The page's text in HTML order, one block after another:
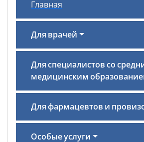
Главная
Для врачей
Для специалистов со
медицинским
Для фармацевтов и
Особые услуги